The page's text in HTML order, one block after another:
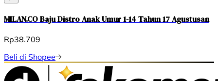
MILAN.CO Baju Distro Anak Umur 1-14 Tahun 17 Agustusan
Rp38.709
Beli di Shopee